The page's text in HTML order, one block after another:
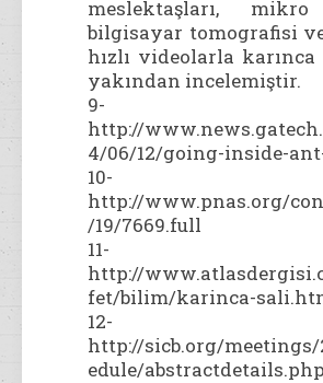
meslektaşları,
bilgisayar tomografisi
hızlı videolarla karınca
yakından incelemiştir.
9-
http://
4/06/12/going-inside-
10-
http://www.pnas.org/
/19/7669.full
11-
http://
fet/bilim/karinca-
12-
http://sicb.org/meetings/
edule/